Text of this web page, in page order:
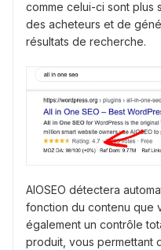
comme celui-ci sont plus
des acheteurs et de
résultats de recherche.
AIOSEO détectera
fonction du contenu que
également un contrôle
produit, vous permettant